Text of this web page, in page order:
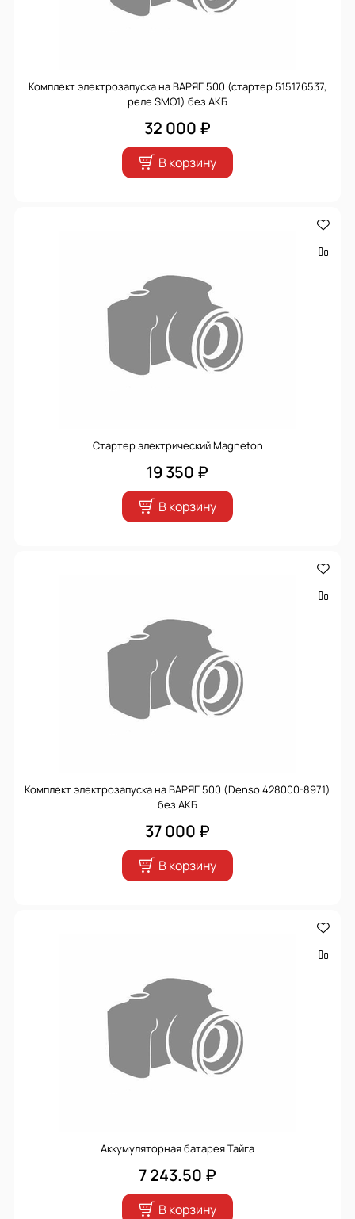
Комплект электрозапуска на ВАРЯГ 500 (стартер 515176537,
реле SMO1) без АКБ
32 000 ₽
В корзину
Стартер электрический Magneton
19 350 ₽
В корзину
Комплект электрозапуска на ВАРЯГ 500 (Denso 428000-8971)
без АКБ
37 000 ₽
В корзину
Аккумуляторная батарея Тайга
7 243.50 ₽
В корзину